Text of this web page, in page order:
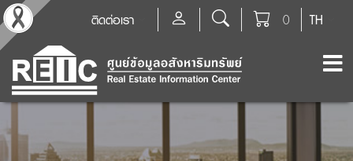
TH
0
ติดต่อเรา